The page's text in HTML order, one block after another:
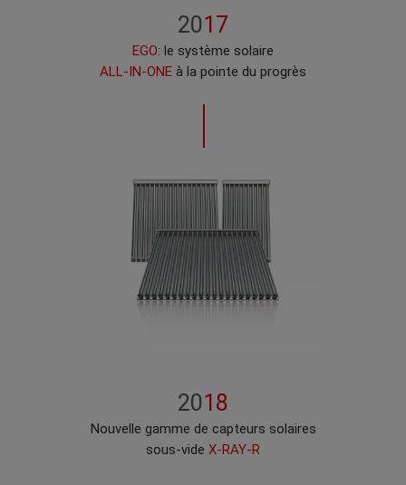
2017
EGO: le système solaire
ALL-IN-ONE à la pointe du progrès
2018
Nouvelle gamme de capteurs solaires
sous-vide X-RAY-R